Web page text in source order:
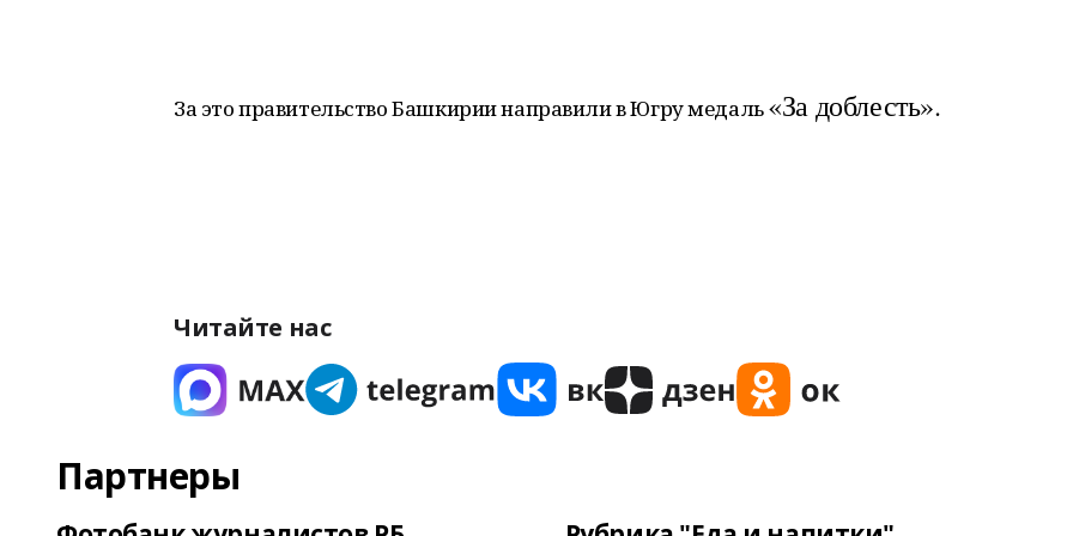
За это правительство Башкирии направили в Югру медаль«За доблесть».
Читайте нас
Партнеры